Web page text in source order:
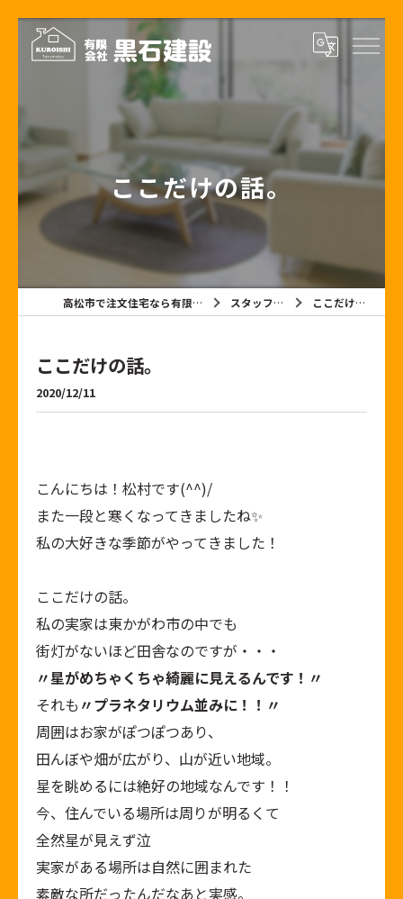
ここだけの話。
高松市で注文住宅なら有限会社黒石建設 スタッフブログ ここだけの話。
ここだけの話。
2020/12/11
こんにちは！松村です(^^)/
また一段と寒くなってきましたね✨
私の大好きな季節がやってきました！
ここだけの話。
私の実家は東かがわ市の中でも
街灯がないほど田舎なのですが・・・
〃星がめちゃくちゃ綺麗に見えるんです！〃
それも 〃プラネタリウム並みに！！〃
周囲はお家がぽつぽつあり、
田んぼや畑が広がり、山が近い地域。
星を眺めるには絶好の地域なんです！！
今、住んでいる場所は周りが明るくて
全然星が見えず泣
実家がある場所は自然に囲まれた
素敵な所だったんだなあと実感。